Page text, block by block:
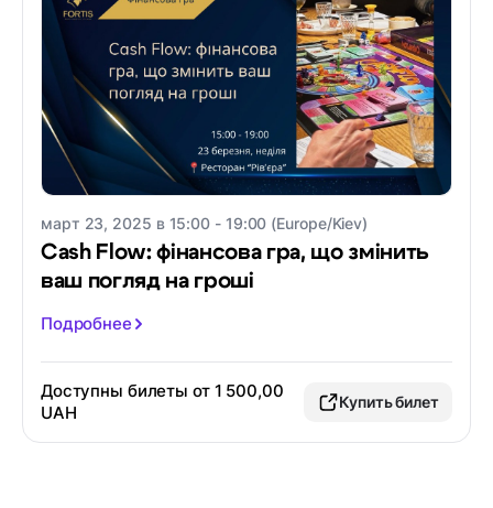
март 23, 2025 в 15:00 - 19:00 (Europe/Kiev)
Cash Flow: фінансова гра, що змінить
ваш погляд на гроші
Подробнее
Доступны билеты от 1 500,00
UAH
Купить билет